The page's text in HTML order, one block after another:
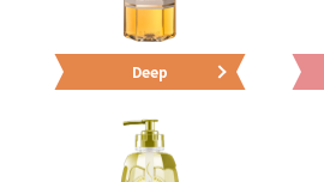
Deep